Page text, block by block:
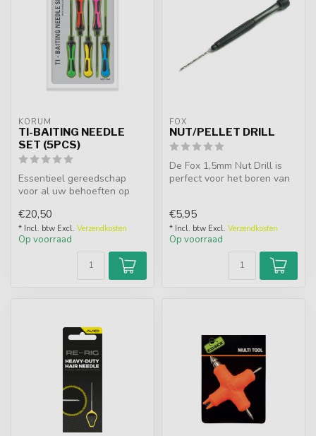
KORUM
TI-BAITING NEEDLE
SET (5PCS)
Essentieel gereedschap
voor al uw behoeften op
tuigage. Ge...
€20,50
* Incl. btw Excl. Verzendkosten
Op voorraad
FOX
NUT/PELLET DRILL
De Fox 1,5mm Nut Drill is
perfect voor het boren van
€5,95
* Incl. btw Excl. Verzendkosten
Op voorraad